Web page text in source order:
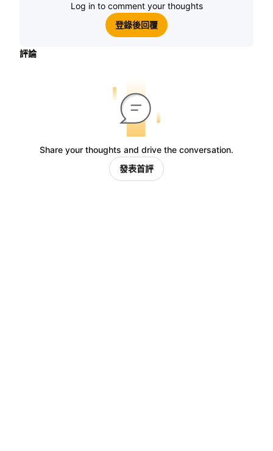
Log in to comment your thoughts
登錄後回覆
評論
Share your thoughts and drive the conversation.
發表首評